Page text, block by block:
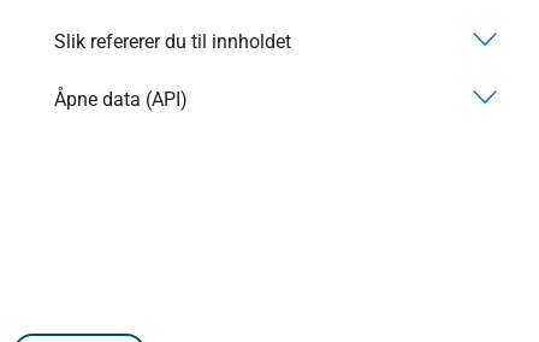
Slik refererer du til innholdet
Åpne data (API)